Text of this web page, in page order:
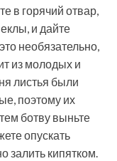
в горячий отвар,
и дайте
необязательно,
из молодых и
листья были
поэтому их
ботву выньте
опускать
залить кипятком.